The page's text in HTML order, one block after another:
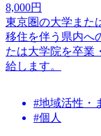
8,000円
東京圏の大学また
移住を伴う県内へ
たは大学院を卒業
給します。
#地域活性・
#個人